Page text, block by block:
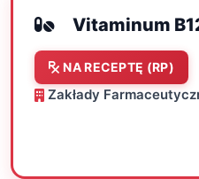
Vitaminum
NA RECEPTĘ (RP)
Zakłady